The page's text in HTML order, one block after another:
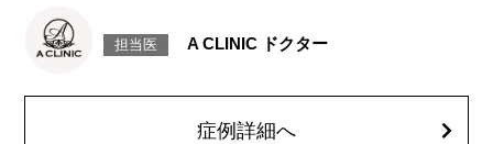
とがございます。また、稀ではありますが、施術部位の細菌感染症、皮膚
のよれ、繊維の突出などが生じることがございます。化膿止め・痛み止め
費用：1部位 184,800円(税込)
オプション：笑気麻酔 3,300円(税込)
担当医 A CLINIC ドクター
症例詳細へ